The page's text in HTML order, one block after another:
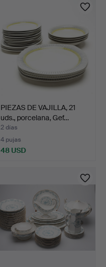
PIEZAS DE VAJILLA, 21
uds., porcelana, Gef…
2 días
4 pujas
48 USD